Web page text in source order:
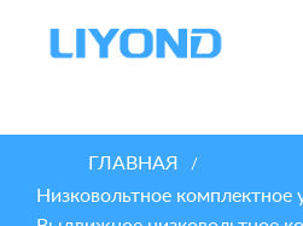
ГЛАВНАЯ /
Низковольтное комплектное